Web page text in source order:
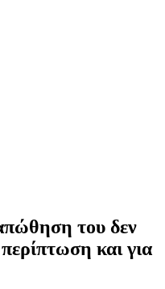
του δεν
περίπτωση και για